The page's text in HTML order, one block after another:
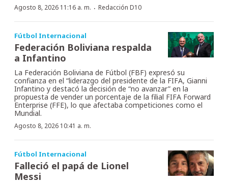
Agosto 8, 2026 11:16 a. m. · Redacción D10
Fútbol Internacional
Federación Boliviana respalda
a Infantino
La Federación Boliviana de Fútbol (FBF) expresó su
confianza en el “liderazgo del presidente de la FIFA, Gianni
Infantino y destacó la decisión de “no avanzar” en la
propuesta de vender un porcentaje de la filial FIFA Forward
Enterprise (FFE), lo que afectaba competiciones como el
Mundial.
Agosto 8, 2026 10:41 a. m.
Fútbol Internacional
Falleció el papá de Lionel
Messi